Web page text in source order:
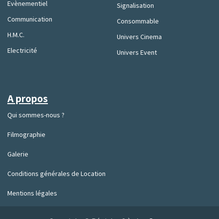
A propos
Qui sommes-nous ?
Filmographie
Galerie
Conditions générales de Location
Mentions légales
Signalisation
Consommable
Univers Cinema
Univers Event
Evènementiel
Communication
H.M.C.
Electricité